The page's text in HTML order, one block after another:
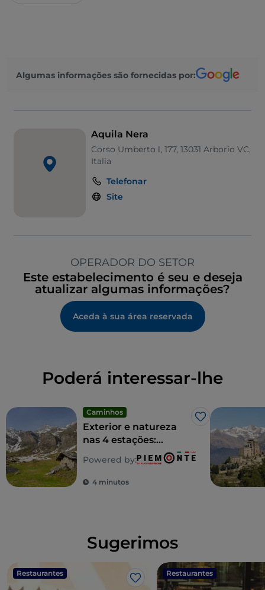
Algumas informações são fornecidas por:
Aquila Nera
Corso Umberto Ⅰ, 177, 13031 Arborio VC,
Italia
Telefonar
Site
OPERADOR DO SETOR
Este estabelecimento é seu e deseja
atualizar algumas informações?
Aceda à sua área reservada
Poderá interessar-lhe
Caminhos
Gosto
Exterior e natureza
nas 4 estações:
Piemonte é uma
experiência
inesperada
Powered by:
4 minutos
Sugerimos
Restaurantes
Gosto
Restaurantes